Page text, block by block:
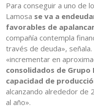
Para conseguir a uno de
Lamosa se va a
favorables de
compañía contempla
través de deuda»,
«incrementar en
consolidados de Grupo
capacidad de
alcanzando alrededor de
al año».